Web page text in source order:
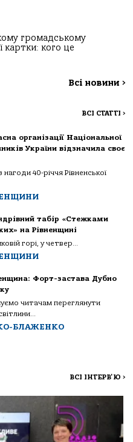
громадському
картки: кого це
Всі новини >
ВСІ СТАТТІ >
організації Національної
України відзначила своє
нагоди 40-річчя Рівненської
табір «Стежками
на Рівненщині
горі, у четвер...
Форт-застава Дубно
читачам переглянути
БЛАЖЕНКО
ВСІ ІНТЕРВ'Ю >